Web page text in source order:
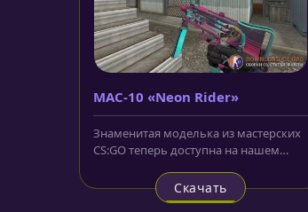
MAC-10 «Neon Rider»
Знаменитая моделька из мастерских
CS:GO теперь доступна на нашем
Скачать